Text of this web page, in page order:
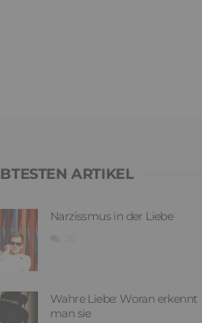
ARTIKEL
Narzissmus in der Liebe
Wahre Liebe: Woran erkennt
man sie